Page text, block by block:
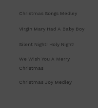
Christmas Songs Medley
Virgin Mary Had A Baby Boy
Silent Night! Holy Night!
We Wish You A Merry
Christmas
Christmas Joy Medley